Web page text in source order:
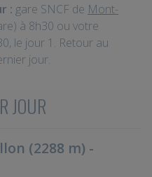
: gare SNCF de Mont-
à 8h30 ou votre
le jour 1. Retour au
jour.
JOUR
(2288 m) -